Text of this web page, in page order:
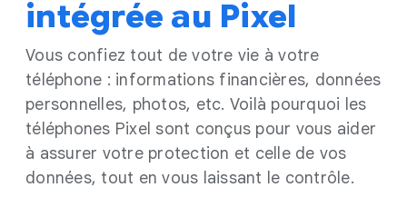
intégrée au Pixel
Vous confiez tout de votre vie à votre
téléphone : informations financières, données
personnelles, photos, etc. Voilà pourquoi les
téléphones Pixel sont conçus pour vous aider
à assurer votre protection et celle de vos
données, tout en vous laissant le contrôle.